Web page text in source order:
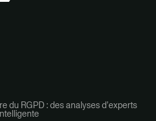
du RGPD : des analyses d’experts